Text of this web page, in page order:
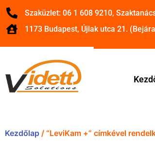
Szaküzlet: 06 1 608 9210,
1173 Budapest, Újlak utca 21.
Kezdőlap / “LeviKam +” címkével